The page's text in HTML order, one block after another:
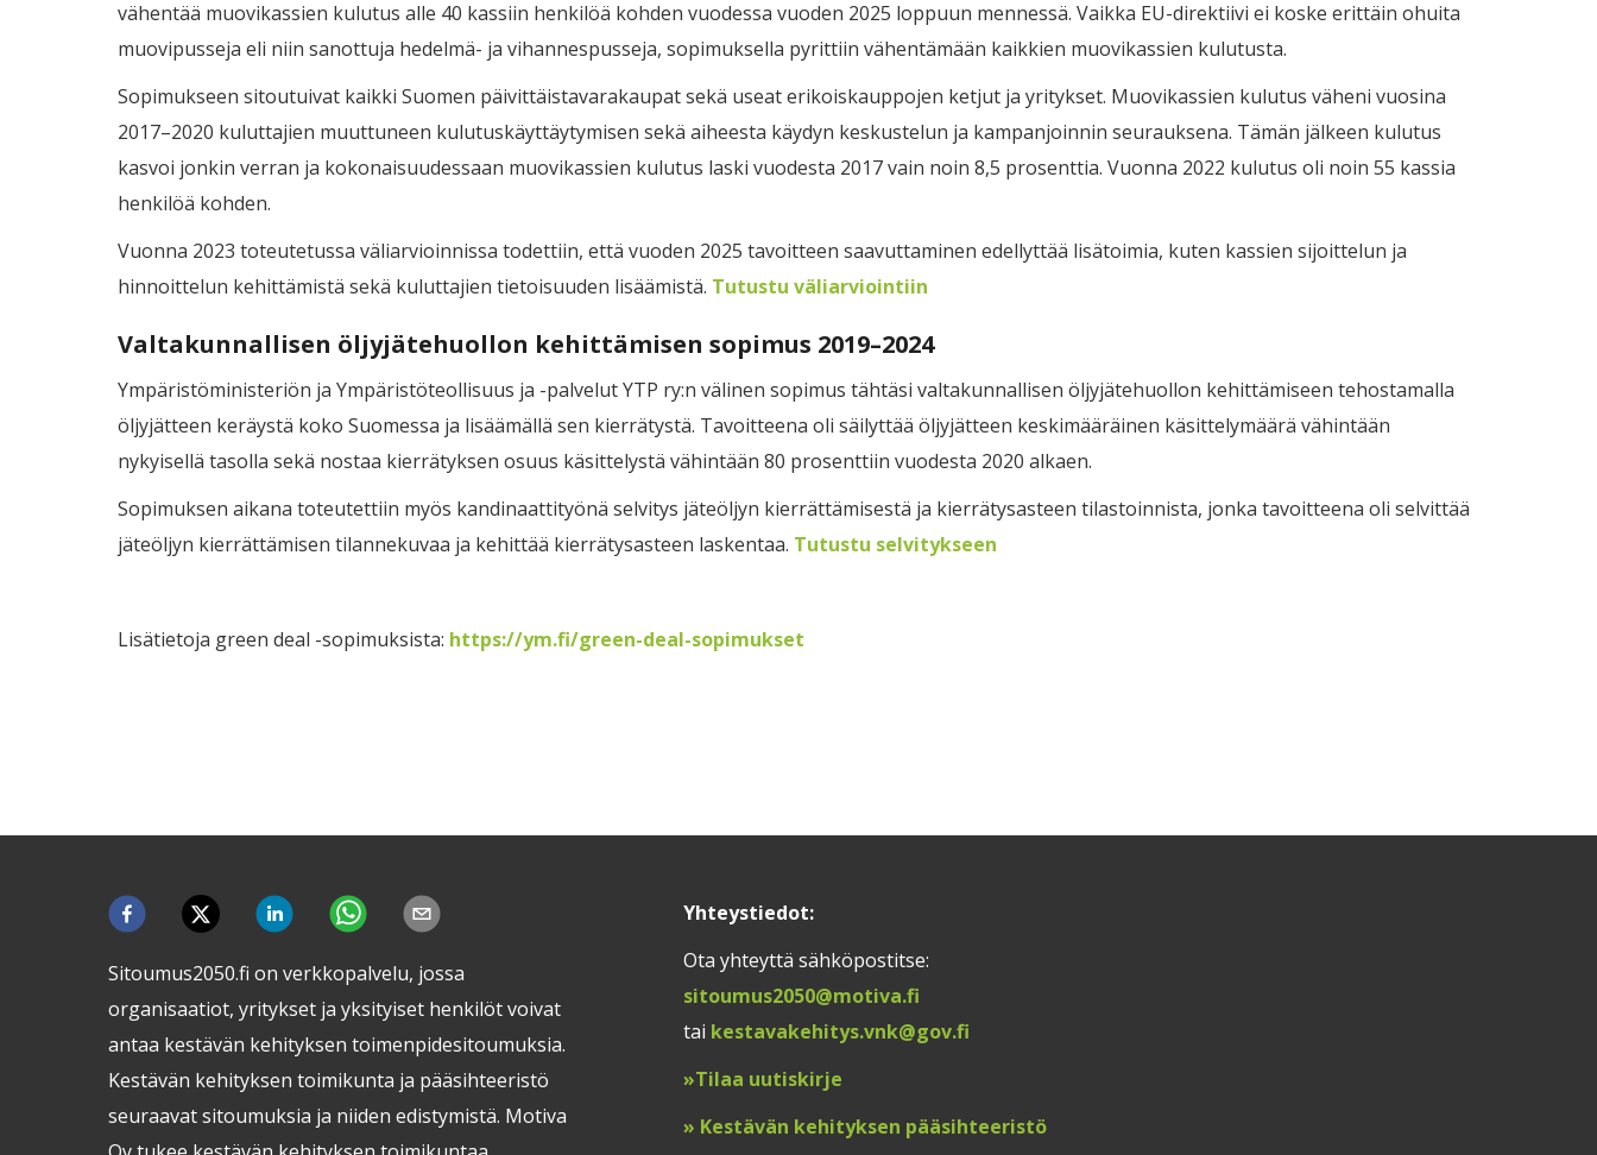
vähentää muovikassien kulutus alle 40 kassiin henkilöä kohden vuodessa vuoden 2025 loppuun mennessä. Vaikka EU-direktiivi ei koske erittäin ohuita
muovipusseja eli niin sanottuja hedelmä- ja vihannespusseja, sopimuksella pyrittiin vähentämään kaikkien muovikassien kulutusta.
Sopimukseen sitoutuivat kaikki Suomen päivittäistavarakaupat sekä useat erikoiskauppojen ketjut ja yritykset. Muovikassien kulutus väheni vuosina
2017–2020 kuluttajien muuttuneen kulutuskäyttäytymisen sekä aiheesta käydyn keskustelun ja kampanjoinnin seurauksena. Tämän jälkeen kulutus
kasvoi jonkin verran ja kokonaisuudessaan muovikassien kulutus laski vuodesta 2017 vain noin 8,5 prosenttia. Vuonna 2022 kulutus oli noin 55 kassia
henkilöä kohden.
Vuonna 2023 toteutetussa väliarvioinnissa todettiin, että vuoden 2025 tavoitteen saavuttaminen edellyttää lisätoimia, kuten kassien sijoittelun ja
hinnoittelun kehittämistä sekä kuluttajien tietoisuuden lisäämistä. Tutustu väliarviointiin
Valtakunnallisen öljyjätehuollon kehittämisen sopimus 2019–2024
Ympäristöministeriön ja Ympäristöteollisuus ja -palvelut YTP ry:n välinen sopimus tähtäsi valtakunnallisen öljyjätehuollon kehittämiseen tehostamalla
öljyjätteen keräystä koko Suomessa ja lisäämällä sen kierrätystä. Tavoitteena oli säilyttää öljyjätteen keskimääräinen käsittelymäärä vähintään
nykyisellä tasolla sekä nostaa kierrätyksen osuus käsittelystä vähintään 80 prosenttiin vuodesta 2020 alkaen.
Sopimuksen aikana toteutettiin myös kandinaattityönä selvitys jäteöljyn kierrättämisestä ja kierrätysasteen tilastoinnista, jonka tavoitteena oli selvittää
jäteöljyn kierrättämisen tilannekuvaa ja kehittää kierrätysasteen laskentaa. Tutustu selvitykseen
Lisätietoja green deal -sopimuksista: https://ym.fi/green-deal-sopimukset
Sitoumus2050.fi on verkkopalvelu, jossa
organisaatiot, yritykset ja yksityiset henkilöt voivat
antaa kestävän kehityksen toimenpidesitoumuksia.
Kestävän kehityksen toimikunta ja pääsihteeristö
seuraavat sitoumuksia ja niiden edistymistä. Motiva
Yhteystiedot:
Ota yhteyttä sähköpostitse:
sitoumus2050@motiva.fi
tai kestavakehitys.vnk@gov.fi
»Tilaa uutiskirje
» Kestävän kehityksen pääsihteeristö